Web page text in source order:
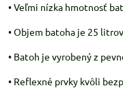
• Veľmi nízka hmotnosť
• Objem batoha je 25
• Batoh je vyrobený z
• Reflexné prvky kvôli